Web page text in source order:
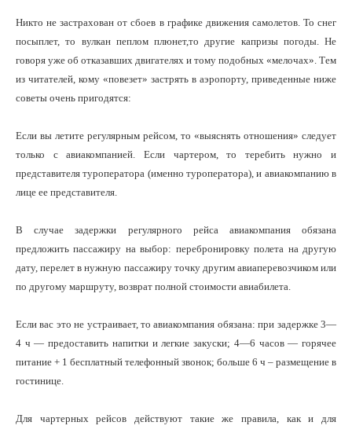
Никто не застрахован от сбоев в графике движения самолетов. То снег
посыплет, то вулкан пеплом плюнет,то другие капризы погоды. Не
говоря уже об отказавших двигателях и тому подобных «мелочах». Тем
из читателей, кому «повезет» застрять в аэропорту, приведенные ниже
советы очень пригодятся:
Если вы летите регулярным рейсом, то «выяснять отношения» следует
только с авиакомпанией. Если чартером, то теребить нужно и
представителя туроператора (именно туроператора), и авиакомпанию в
лице ее представителя.
В случае задержки регулярного рейса авиакомпания обязана
предложить пассажиру на выбор: перебронировку полета на другую
дату, перелет в нужную пассажиру точку другим авиаперевозчиком или
по другому маршруту, возврат полной стоимости авиабилета.
Если вас это не устраивает, то авиакомпания обязана: при задержке 3—
4 ч — предоставить напитки и легкие закуски; 4—6 часов — горячее
питание + 1 бесплатный телефонный звонок; больше 6 ч – размещение в
гостинице.
Для чартерных рейсов действуют такие же правила, как и для